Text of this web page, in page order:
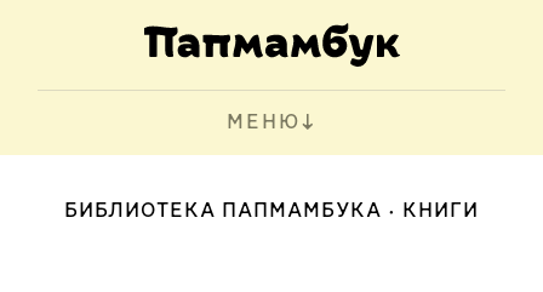
МЕНЮ
БИБЛИОТЕКА ПАПМАМБУКА КНИГИ